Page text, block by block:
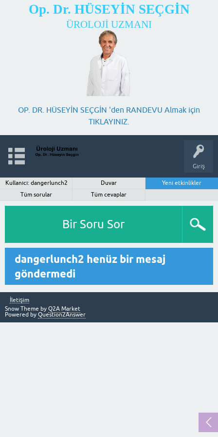
Op. Dr. HÜSEYİN SEÇGİN
ÜROLOJİ UZMANI
OP. DR. HÜSEYİN SEÇGİN 'den RANDEVU Almak için
TIKLAYINIZ.
Giriş
Kullanıcı: dangerlunch2 Duvar
Yeni etkinlikler
Tüm sorular
Tüm cevaplar
Bir Soru Sor
dangerlunch2 henüz bir mesaj
göndermedi
İletişim
Snow Theme by Q2A Market
Powered by Question2Answer